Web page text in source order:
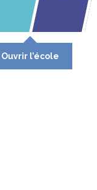
Ouvrir l’école